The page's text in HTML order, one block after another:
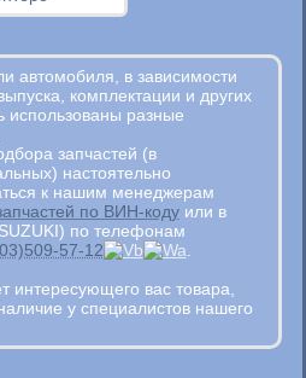
автомобиля, в зависимости
комплектации и других
использованы разные
запчастей (в
настоятельно
к нашим менеджерам
по ВИН-кодуили в
по телефонам
57-12
интересующего вас товара,
у специалистов нашего